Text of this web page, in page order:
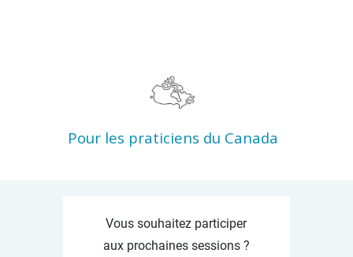
Pour les praticiens du Canada
Vous souhaitez participer
aux prochaines sessions ?